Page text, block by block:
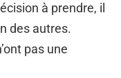
à prendre, il
des autres.
pas une